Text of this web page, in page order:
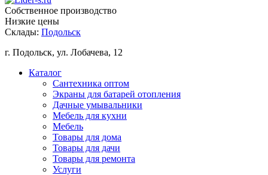
Собственное производство
Низкие цены
Склады: Подольск
г. Подольск, ул. Лобачева, 12
Каталог
Сантехника оптом
Экраны для батарей отопления
Дачные умывальники
Мебель для кухни
Мебель
Товары для дома
Товары для дачи
Товары для ремонта
Услуги